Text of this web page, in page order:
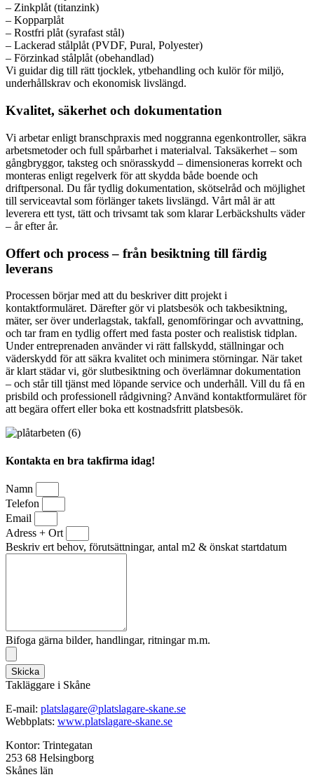
– Zinkplåt (titanzink)
– Kopparplåt
– Rostfri plåt (syrafast stål)
– Lackerad stålplåt (PVDF, Pural, Polyester)
– Förzinkad stålplåt (obehandlad)
Vi guidar dig till rätt tjocklek, ytbehandling och kulör för miljö,
underhållskrav och ekonomisk livslängd.
Kvalitet, säkerhet och dokumentation
Vi arbetar enligt branschpraxis med noggranna egenkontroller, säkra
arbetsmetoder och full spårbarhet i materialval. Taksäkerhet – som
gångbryggor, taksteg och snörasskydd – dimensioneras korrekt och
monteras enligt regelverk för att skydda både boende och
driftpersonal. Du får tydlig dokumentation, skötselråd och möjlighet
till serviceavtal som förlänger takets livslängd. Vårt mål är att
leverera ett tyst, tätt och trivsamt tak som klarar Lerbäckshults väder
– år efter år.
Offert och process – från besiktning till färdig
leverans
Processen börjar med att du beskriver ditt projekt i
kontaktformuläret. Därefter gör vi platsbesök och takbesiktning,
mäter, ser över underlagstak, takfall, genomföringar och avvattning,
och tar fram en tydlig offert med fasta poster och realistisk tidplan.
Under entreprenaden använder vi rätt fallskydd, ställningar och
väderskydd för att säkra kvalitet och minimera störningar. När taket
är klart städar vi, gör slutbesiktning och överlämnar dokumentation
– och står till tjänst med löpande service och underhåll. Vill du få en
prisbild och professionell rådgivning? Använd kontaktformuläret för
att begära offert eller boka ett kostnadsfritt platsbesök.
Kontakta en bra takfirma idag!
Namn
Telefon
Email
Adress + Ort
Beskriv ert behov, förutsättningar, antal m2 & önskat startdatum
Bifoga gärna bilder, handlingar, ritningar m.m.
Skicka
Takläggare i Skåne
E-mail: platslagare@platslagare-skane.se
Webbplats: www.platslagare-skane.se
Kontor: Trintegatan
253 68 Helsingborg
Skånes län